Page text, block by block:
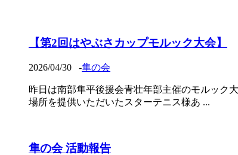
【第2回はやぶさカップモルック大会】
2026/04/30 -隼の会
昨日は南部隼平後援会青壮年部主催のモルック
場所を提供いただいたスターテニス様あ ...
隼の会 活動報告